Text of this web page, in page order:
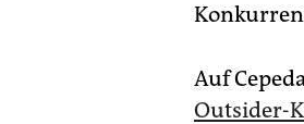
Auf
Outsider-